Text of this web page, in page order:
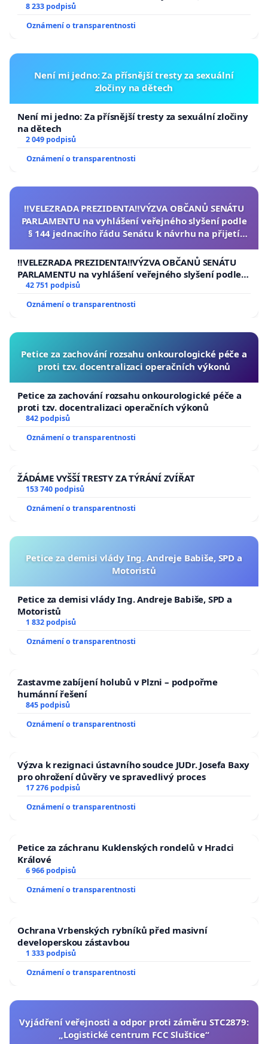
University
8 233 podpisů
Oznámení o transparentnosti
Není mi jedno: Za přísnější tresty za sexuální
zločiny na dětech
Není mi jedno: Za přísnější tresty za sexuální zločiny
na dětech
2 049 podpisů
Oznámení o transparentnosti
‼️VELEZRADA PREZIDENTA‼️VÝZVA OBČANŮ SENÁTU
PARLAMENTU na vyhlášení veřejného slyšení podle
§ 144 jednacího řádu Senátu k návrhu na přijetí
republiky
‼️VELEZRADA PREZIDENTA‼️VÝZVA OBČANŮ SENÁTU
PARLAMENTU na vyhlášení veřejného slyšení podle §
144 jednacího řádu Senátu k návrhu na přijetí
republiky
42 751 podpisů
Oznámení o transparentnosti
Petice za zachování rozsahu onkourologické péče a
proti tzv. docentralizaci operačních výkonů
Petice za zachování rozsahu onkourologické péče a
proti tzv. docentralizaci operačních výkonů
842 podpisů
Oznámení o transparentnosti
ŽÁDÁME VYŠŠÍ TRESTY ZA TÝRÁNÍ ZVÍŘAT
153 740 podpisů
Oznámení o transparentnosti
Petice za demisi vlády Ing. Andreje Babiše, SPD a
Motoristů
Petice za demisi vlády Ing. Andreje Babiše, SPD a
Motoristů
1 832 podpisů
Oznámení o transparentnosti
Zastavme zabíjení holubů v Plzni – podpořme
humánní řešení
845 podpisů
Oznámení o transparentnosti
Výzva k rezignaci ústavního soudce JUDr. Josefa Baxy
pro ohrožení důvěry ve spravedlivý proces
17 276 podpisů
Oznámení o transparentnosti
Petice za záchranu Kuklenských rondelů v Hradci
Králové
6 966 podpisů
Oznámení o transparentnosti
Ochrana Vrbenských rybníků před masivní
developerskou zástavbou
1 333 podpisů
Oznámení o transparentnosti
Vyjádření veřejnosti a odpor proti záměru STC2879:
„Logistické centrum FCC Sluštice“